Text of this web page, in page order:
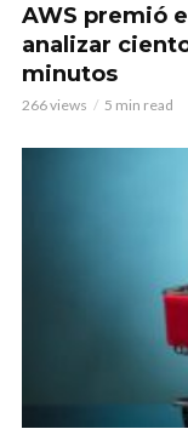
AWS premió
analizar
minutos
266 views 5 min read